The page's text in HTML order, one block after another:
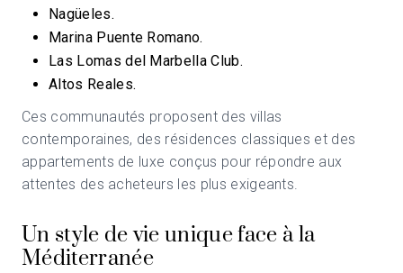
Nagüeles.
Marina Puente Romano.
Las Lomas del Marbella Club.
Altos Reales.
Ces communautés proposent des villas
contemporaines, des résidences classiques et des
appartements de luxe conçus pour répondre aux
attentes des acheteurs les plus exigeants.
Un style de vie unique face à la
Méditerranée